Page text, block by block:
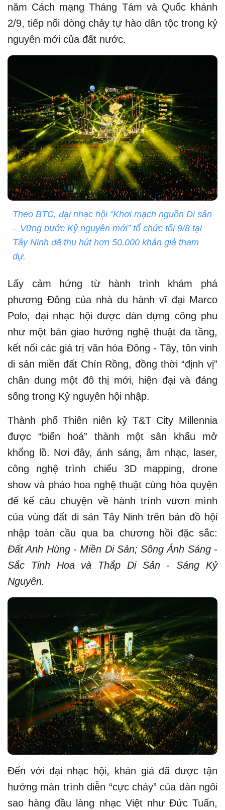
năm Cách mạng Tháng Tám và Quốc khánh
2/9, tiếp nối dòng chảy tự hào dân tộc trong kỷ
nguyên mới của đất nước.
Theo BTC, đại nhạc hội “Khơi mạch nguồn Di sản
– Vững bước Kỷ nguyên mới” tổ chức tối 9/8 tại
Tây Ninh đã thu hút hơn 50.000 khán giả tham
dự.
Lấy cảm hứng từ hành trình khám phá
phương Đông của nhà du hành vĩ đại Marco
Polo, đại nhạc hội được dàn dựng công phu
như một bản giao hưởng nghệ thuật đa tầng,
kết nối các giá trị văn hóa Đông - Tây, tôn vinh
di sản miền đất Chín Rồng, đồng thời “định vị”
chân dung một đô thị mới, hiện đại và đáng
sống trong Kỷ nguyên hội nhập.
Thành phố Thiên niên kỷ T&T City Millennia
được “biến hoá” thành một sân khấu mở
khổng lồ. Nơi đây, ánh sáng, âm nhạc, laser,
công nghệ trình chiếu 3D mapping, drone
show và pháo hoa nghệ thuật cùng hòa quyện
để kể câu chuyện về hành trình vươn mình
của vùng đất di sản Tây Ninh trên bản đồ hội
nhập toàn cầu qua ba chương hồi đặc sắc:
Đất Anh Hùng - Miền Di Sản; Sông Ánh Sáng -
Sắc Tinh Hoa và Thắp Di Sản - Sáng Kỷ
Nguyên.
Đến với đại nhạc hội, khán giả đã được tận
hưởng màn trình diễn “cực cháy” của dàn ngôi
sao hàng đầu làng nhạc Việt như Đức Tuấn,